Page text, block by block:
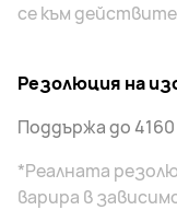
се към
Резолюция на
Поддържа до 4160
*Реалната
варира в